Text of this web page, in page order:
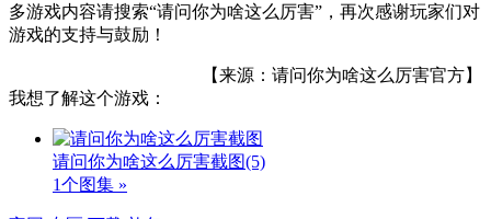
多游戏内容请搜索“请问你为啥这么厉害”，再次感谢玩家们对
游戏的支持与鼓励！
【来源：请问你为啥这么厉害官方】
我想了解这个游戏：
请问你为啥这么厉害截图(5)
1个图集 »